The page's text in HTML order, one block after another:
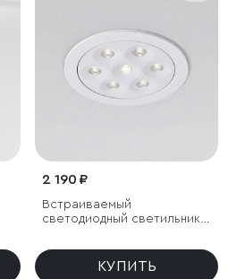
2 190 ₽
Встраиваемый
светодиодный светильник
КУПИТЬ